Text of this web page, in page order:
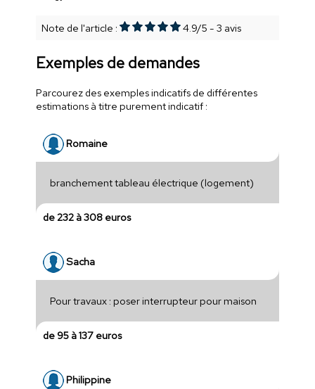
Note de l'article : 4.9/5 - 3 avis
Exemples de demandes
Parcourez des exemples indicatifs de différentes
estimations à titre purement indicatif :
Romaine
branchement tableau électrique (logement)
de 232 à 308 euros
Sacha
Pour travaux : poser interrupteur pour maison
de 95 à 137 euros
Philippine